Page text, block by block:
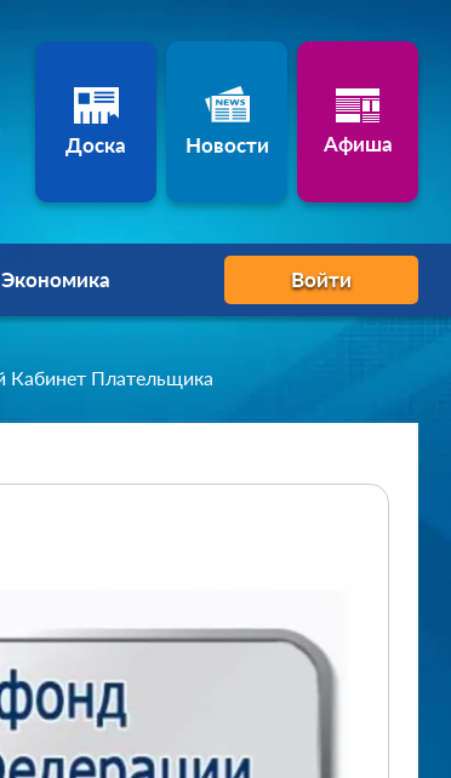
Доска Новости Афиша
Экономика Войти
Кабинет Плательщика